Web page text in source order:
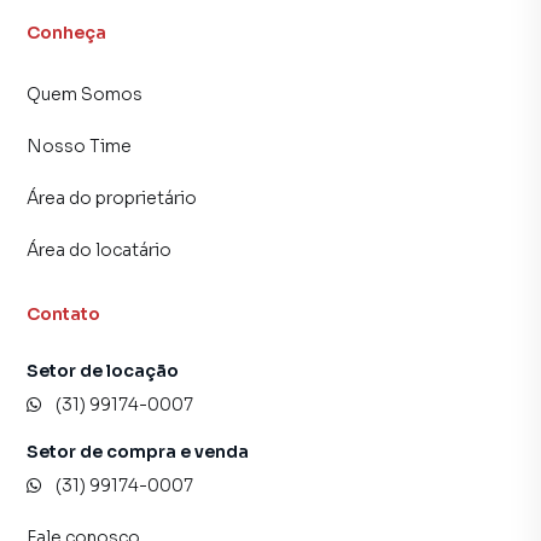
Conheça
Quem Somos
Nosso Time
Área do proprietário
Área do locatário
Contato
Setor de locação
(31) 99174-0007
Setor de compra e venda
(31) 99174-0007